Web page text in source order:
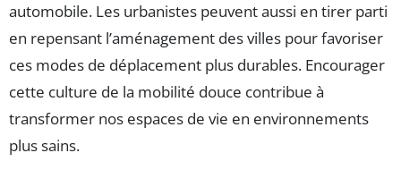
automobile. Les urbanistes peuvent aussi en tirer parti
en repensant l’aménagement des villes pour favoriser
ces modes de déplacement plus durables. Encourager
cette culture de la mobilité douce contribue à
transformer nos espaces de vie en environnements
plus sains.